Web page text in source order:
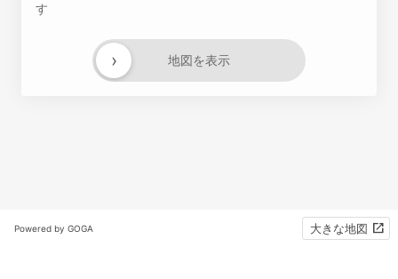
す
地図を表示
›
Powered by GOGA 大きな地図